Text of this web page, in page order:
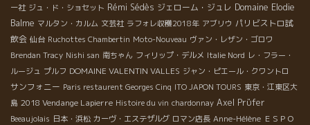
ー社 ジュ・ド・ショセット Rémi Sédès ジェローム・ジュレ Domaine Elodie
Balme マルタン・カルム 文芸社 ラフォレ収穫2018年 アブリウ パリビストロ試
飲会 仙台 Ruchottes Chambertin Moto-Nouveau ヴァン・レザン・ゴロワ
Brendan Tracy Nishi san 南ちゃん フィリップ・デルメ Italie Nord レ・フラー・
ルージュ プルフ DOMAINE VALENTIN VALLES ジャン・ピエール・クワントロ
サンフォニー Paris restaurent Georges Cinq ITO JAPON TOURS 東京・江東区大
島 2018 Vendange Lapierre Histoire du vin chardonnay Axel Prϋfer
Beeaujolais 日本・浜松 カーヴ・エステザルグ ロマン店長 Anne-Hélène ＥＳＰＯ